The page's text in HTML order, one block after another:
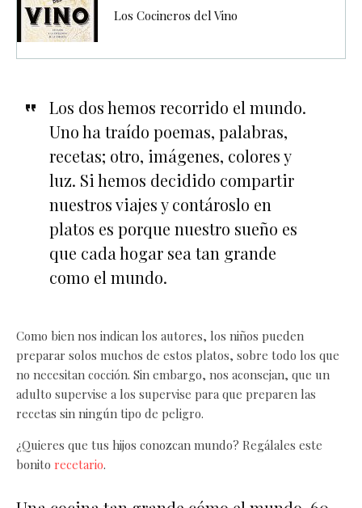
Los Cocineros del Vino
Los dos hemos recorrido el mundo.
Uno ha traído poemas, palabras,
recetas; otro, imágenes, colores y
luz. Si hemos decidido compartir
nuestros viajes y contároslo en
platos es porque nuestro sueño es
que cada hogar sea tan grande
como el mundo.
Como bien nos indican los autores, los niños pueden
preparar solos muchos de estos platos, sobre todo los que
no necesitan cocción. Sin embargo, nos aconsejan, que un
adulto supervise a los supervise para que preparen las
recetas sin ningún tipo de peligro.
¿Quieres que tus hijos conozcan mundo? Regálales este
bonito recetario.